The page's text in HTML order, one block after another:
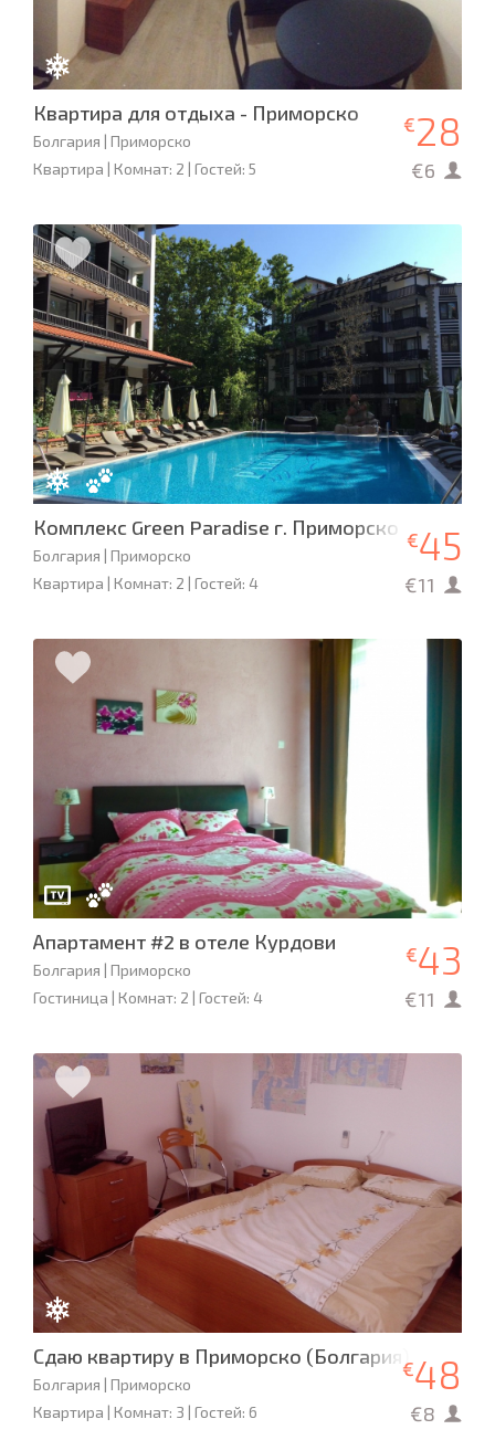
Квартира для отдыха - Приморско
Болгария | Приморско
Квартира | Комнат: 2 | Гостей: 5
€28
€6
Комплекс Green Paradise г. Приморско
Болгария | Приморско
Квартира | Комнат: 2 | Гостей: 4
€45
€11
Апартамент #2 в отеле Курдови
Болгария | Приморско
Гостиница | Комнат: 2 | Гостей: 4
€43
€11
Сдаю квартиру в Приморско (Болгария)
Болгария | Приморско
Квартира | Комнат: 3 | Гостей: 6
€48
€8